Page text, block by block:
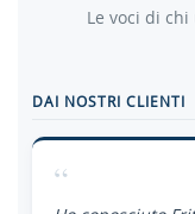
Le voci di
DAI NOSTRI CLIENTI
“